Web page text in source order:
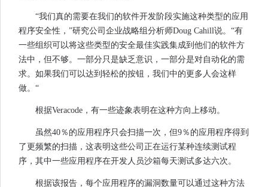
“我们真的需要在我们的软件开发阶段实施这种类型的应用
程序安全性，”研究公司企业战略组分析师Doug Cahill说。“有
一些组织可以将这些类型的安全最佳实践集成到他们的软件方
法中，但不够。一部分只是缺乏意识，一部分是对自动化的需
求。如果我们可以达到轻松的按钮，我们中的更多人会这样
做。“
根据Veracode，有一些迹象表明在这种方向上移动。
虽然40％的应用程序只会扫描一次，但9％的应用程序得到
了更频繁的扫描，这表明这些公司正在运行某种连续测试程
序，其中一些应用程序在开发人员沙箱每天测试多达六次。
根据该报告，每个应用程序的漏洞数量可以通过这种方法